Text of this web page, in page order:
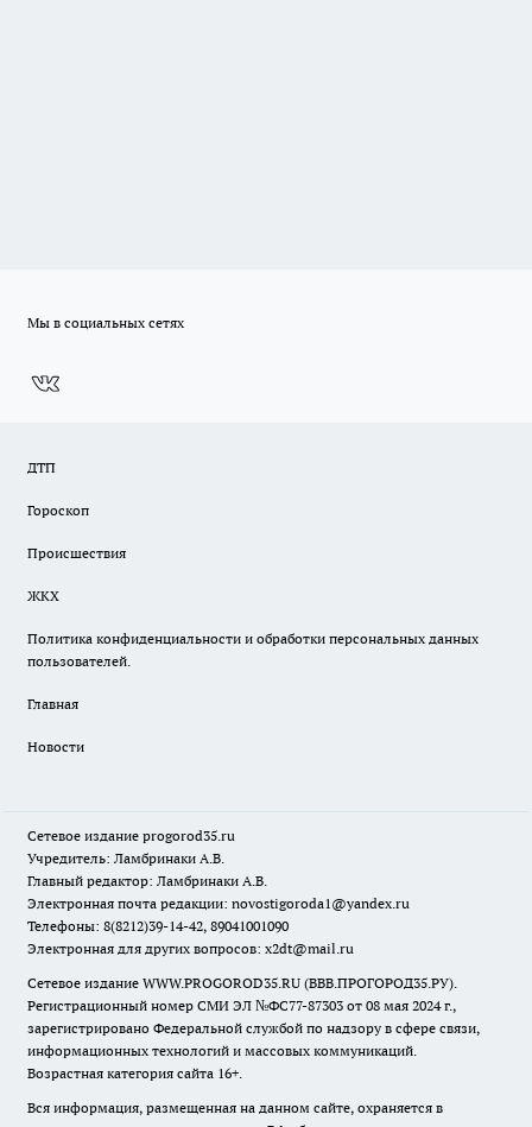
Мы в социальных сетях
ДТП
Гороскоп
Происшествия
ЖКХ
Политика конфиденциальности и обработки персональных данных
пользователей.
Главная
Новости
Сетевое издание progorod35.ru
Учредитель: Ламбринаки А.В.
Главный редактор: Ламбринаки А.В.
Электронная почта редакции: novostigoroda1@yandex.ru
Телефоны: 8(8212)39-14-42, 89041001090
Электронная для других вопросов: x2dt@mail.ru
Сетевое издание WWW.PROGOROD35.RU (ВВВ.ПРОГОРОД35.РУ).
Регистрационный номер СМИ ЭЛ №ФС77-87303 от 08 мая 2024 г.,
зарегистрировано Федеральной службой по надзору в сфере связи,
информационных технологий и массовых коммуникаций.
Возрастная категория сайта 16+.
Вся информация, размещенная на данном сайте, охраняется в